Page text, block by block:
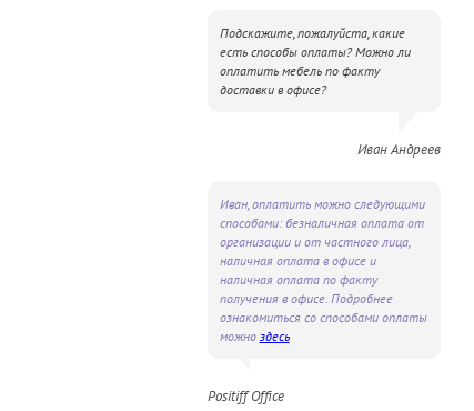
Подскажите, пожалуйста, какие
есть способы оплаты? Можно ли
оплатить мебель по факту
доставки в офисе?
Иван Андреев
Иван, оплатить можно следующими
способами: безналичная оплата от
организации и от частного лица,
наличная оплата в офисе и
наличная оплата по факту
получения в офисе. Подробнее
ознакомиться со способами оплаты
можно здесь
Positiff Office